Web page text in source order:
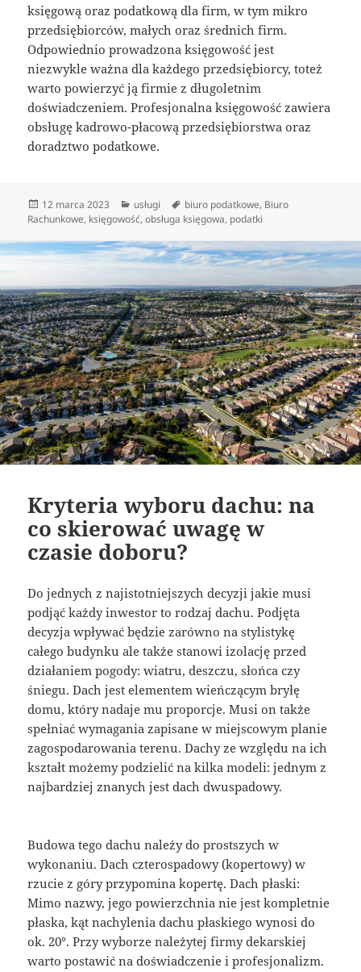
księgową oraz podatkową dla firm, w tym mikro
przedsiębiorców, małych oraz średnich firm.
Odpowiednio prowadzona księgowość jest
niezwykle ważna dla każdego przedsiębiorcy, toteż
warto powierzyć ją firmie z długoletnim
doświadczeniem. Profesjonalna księgowość zawiera
obsługę kadrowo-płacową przedsiębiorstwa oraz
doradztwo podatkowe.
Data
publikacji
12 marca 2023 Kategorie
usługi Tagi
biuro podatkowe, Biuro
Rachunkowe, księgowość,obsługa księgowa, podatki
Kryteria wyboru dachu: na
co skierować uwagę w
czasie doboru?
Do jednych z najistotniejszych decyzji jakie musi
podjąć każdy inwestor to rodzaj dachu. Podjęta
decyzja wpływać będzie zarówno na stylistykę
całego budynku ale także stanowi izolację przed
działaniem pogody: wiatru, deszczu, słońca czy
śniegu. Dach jest elementem wieńczącym bryłę
domu, który nadaje mu proporcje. Musi on także
spełniać wymagania zapisane w miejscowym planie
zagospodarowania terenu. Dachy ze względu na ich
kształt możemy podzielić na kilka modeli: jednym z
najbardziej znanych jest dach dwuspadowy.
Budowa tego dachu należy do prostszych w
wykonaniu. Dach czterospadowy (kopertowy) w
rzucie z góry przypomina kopertę. Dach płaski:
Mimo nazwy, jego powierzchnia nie jest kompletnie
płaska, kąt nachylenia dachu płaskiego wynosi do
ok. 20°. Przy wyborze należytej firmy dekarskiej
warto postawić na doświadczenie i profesjonalizm.